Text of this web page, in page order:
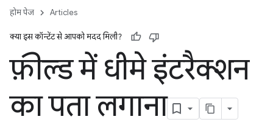
होम पेज Articles
क्या इस कॉन्टेंट से आपको मदद मिली?
फ़ील्ड में धीमे इंटरैक्शन
का पता लगाना